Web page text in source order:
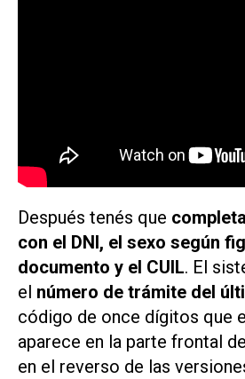
Después tenés que
con el DNI, el sexo según
documento y el CUIL. El
el número de trámite del
código de once dígitos que
aparece en la parte frontal
en el reverso de las